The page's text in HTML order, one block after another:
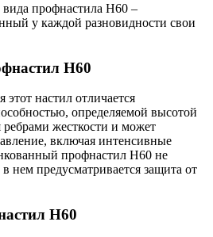
профнастила Н60 –
у каждой разновидности свои
Н60
настил отличается
определяемой высотой
жесткости и может
включая интенсивные
профнастил Н60 не
нем предусматривается защита от
Н60